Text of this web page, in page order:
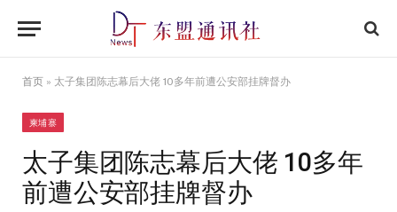
首页 » 太子集团陈志幕后大佬 10多年前遭公安部挂牌督办
柬埔寨
太子集团陈志幕后大佬 10多年
前遭公安部挂牌督办